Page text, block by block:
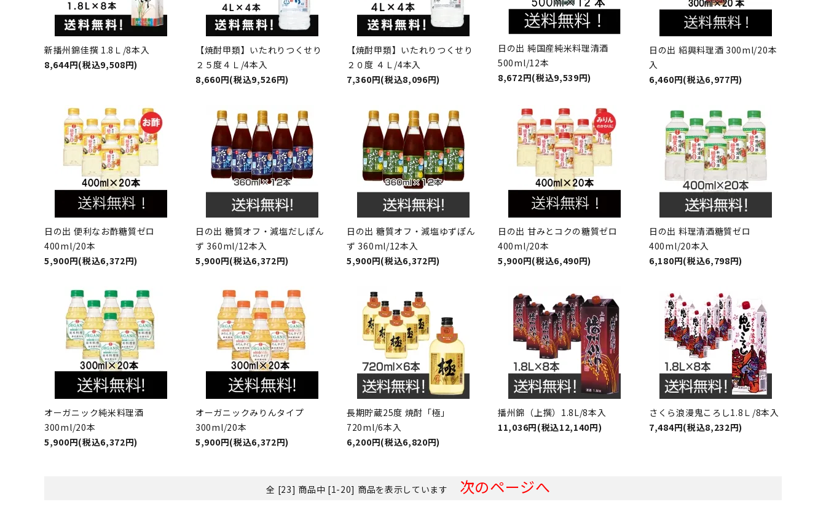
新播州錦佳撰 1.8Ｌ/8本入
8,644円(税込9,508円)
【焼酎甲類】いたれりつくせり
２５度４Ｌ/4本入
8,660円(税込9,526円)
【焼酎甲類】いたれりつくせり
２０度 ４Ｌ/4本入
7,360円(税込8,096円)
日の出 純国産純米料理清酒
500ml/12本
8,672円(税込9,539円)
日の出 紹興料理酒 300ml/20本
入
6,460円(税込6,977円)
日の出 便利なお酢糖質ゼロ
400ml/20本
5,900円(税込6,372円)
日の出 糖質オフ・減塩だしぽん
ず 360ml/12本入
5,900円(税込6,372円)
日の出 糖質オフ・減塩ゆずぽん
ず 360ml/12本入
5,900円(税込6,372円)
日の出 甘みとコクの糖質ゼロ
400ml/20本
5,900円(税込6,490円)
日の出 料理清酒糖質ゼロ
400ml/20本入
6,180円(税込6,798円)
オーガニック純米料理酒
300ml/20本
5,900円(税込6,372円)
オーガニックみりんタイプ
300ml/20本
5,900円(税込6,372円)
長期貯蔵25度 焼酎「極」
720ml/6本入
6,200円(税込6,820円)
播州錦（上撰）1.8L/8本入
11,036円(税込12,140円)
さくら浪漫鬼ころし1.8Ｌ/8本入
7,484円(税込8,232円)
全 [23] 商品中 [1-20] 商品を表示しています 次のページへ